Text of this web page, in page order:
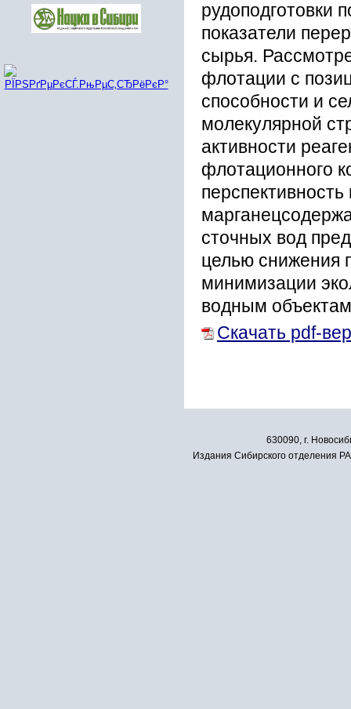
рудоподготовки
показатели
сырья.
флотации с
способности и
молекулярной
активности
флотационного
сточных вод
целью снижения
минимизации
водным
Скачать pdf-
630090, г.
Издания Сибирского отделения